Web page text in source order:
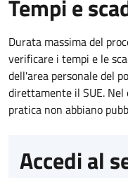
Tempi e
Durata massima del
verificare i tempi e le
dell'area personale del
direttamente il SUE.
pratica non abbiano
Accedi al